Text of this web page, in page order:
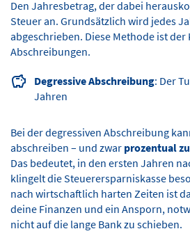
Den Jahresbetrag, der dabei
Steuer an. Grundsätzlich wird jedes
abgeschrieben. Diese Methode ist
Abschreibungen.
Degressive Abschreibung: Der
Jahren
Bei der degressiven Abschreibung
abschreiben – und zwar prozentual
Das bedeutet, in den ersten Jahren
klingelt die Steuerersparniskasse
nach wirtschaftlich harten Zeiten ist
deine Finanzen und ein Ansporn,
nicht auf die lange Bank zu schieben.